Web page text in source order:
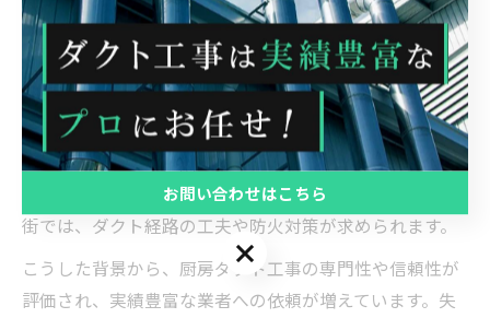
ら発生する油煙や臭気は、適切なダクト工事がなければ
店舗内外に悪影響を及ぼすため、法令による規制も厳し
くなっています。
厨房ダクトの不備は、火災リスクや近隣トラブルにも直
結するため、設計段階から専門業者による現地調査とプ
ランニングが不可欠です。特に東京都内の密集した飲食
街では、ダクト経路の工夫や防火対策が求められます。
こうした背景から、厨房ダクト工事の専門性や信頼性が
評価され、実績豊富な業者への依頼が増えています。失
お問い合わせはこちら
お問い合わせはこちら